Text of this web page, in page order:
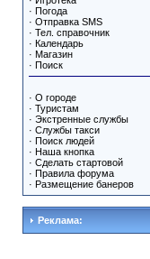
· Погода
· Отправка SMS
· Тел. справочник
· Календарь
· Магазин
· Поиск
· О городе
· Туристам
· Экстренные службы
· Службы такси
· Поиск людей
· Наша кнопка
· Сделать стартовой
· Правила форума
· Размещение банеров
Реклама: